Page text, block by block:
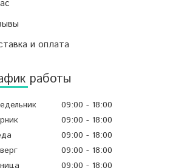
и оплата
работы
09:00
18:00
09:00
18:00
09:00
18:00
09:00
18:00